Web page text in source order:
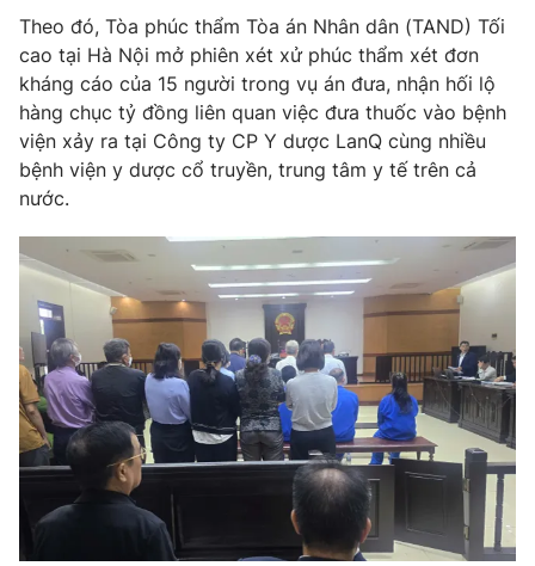
Sản phẩm
Thị trường
Tư vấn
Lịch phát sóng
Chuyên mục khác
Emagazine
Photo Infographic
Video Shorts video
VTV Money VTV Thể thao
VTV Sức khoẻ Bất động sản
Thị trường 24h Tấm lòng Việt
Theo đó, Tòa phúc thẩm Tòa án Nhân dân (TAND) Tối
cao tại Hà Nội mở phiên xét xử phúc thẩm xét đơn
kháng cáo của 15 người trong vụ án đưa, nhận hối lộ
hàng chục tỷ đồng liên quan việc đưa thuốc vào bệnh
viện xảy ra tại Công ty CP Y dược LanQ cùng nhiều
bệnh viện y dược cổ truyền, trung tâm y tế trên cả
nước.